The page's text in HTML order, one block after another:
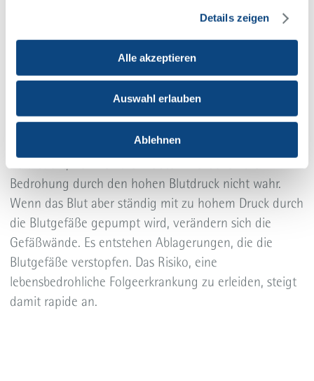
Details zeigen
Alle akzeptieren
Auswahl erlauben
Ablehnen
Zertifiziertes Bluthochdruckzentrum
am Alfried Krupp Krankenhaus in Essen
Jeder vierte Deutsche hat einen zu hohen Blutdruck.
Da Bluthochdruck zunächst keine Schmerzen
Bedrohung durch den hohen Blutdruck nicht wahr.
Wenn das Blut aber ständig mit zu hohem Druck durch
die Blutgefäße gepumpt wird, verändern sich die
Gefäßwände. Es entstehen Ablagerungen, die die
Blutgefäße verstopfen. Das Risiko, eine
lebensbedrohliche Folgeerkrankung zu erleiden, steigt
damit rapide an.